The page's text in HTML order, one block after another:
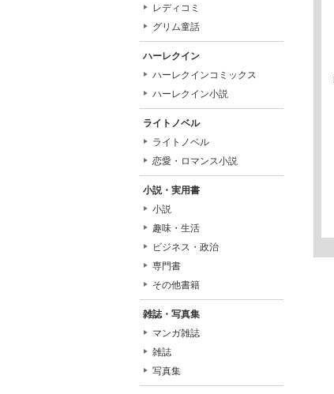
レディコミ
グリム童話
ハーレクイン
ハーレクインコミックス
ハーレクイン小説
ライトノベル
ライトノベル
恋愛・ロマンス小説
小説・実用書
小説
趣味・生活
ビジネス・政治
専門書
その他書籍
雑誌・写真集
マンガ雑誌
雑誌
写真集